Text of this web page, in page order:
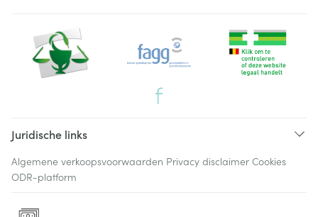
Juridische links
Algemene verkoopsvoorwaarden Privacy disclaimer Cookies
ODR-platform